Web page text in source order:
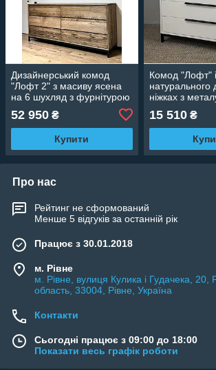
Дизайнерський комод
"Лофт 2" з масиву ясена
на 6 шухляд з фурнітурою
52 950 ₴
Купити
Комод "Лофт"
натурального
ніжках з
15 510₴
Про нас
Рейтинг не сформований
Менше 5 відгуків за останній рік
Працює з 30.01.2018
м. Рівне
м. Рівне, вулиця Кулика і Гудачека, 20,
область, 33004, Рівне, Україна
Контакти
Сьогодні працює з 09:00 до 18:00
Показати весь графік роботи